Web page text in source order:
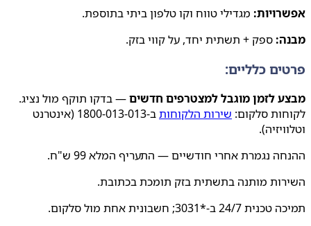
מגדילי טווח וקו טלפון ביתי בתוספת.
ספק + תשתית יחד, על קווי בזק.
כלליים:
לזמן מוגבל למצטרפים חדשים— בדקו תוקף מול נציג.
סלקום:שירות הלקוחות
ב-1800-013-013 (אינטרנט
נגמרת אחרי חודשיים — התעריף המלא 99 ש"ח.
מותנה בתשתית בזק תומכת בכתובת.
7 ב-*3031; חשבונית אחת מול סלקום.